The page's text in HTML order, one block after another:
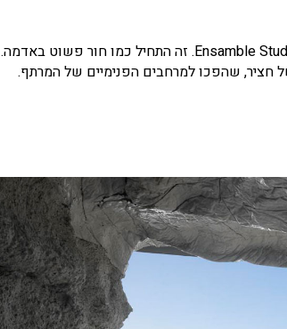
הוא נבנה ב-Costa da Morte שבספרד, על ידי אדריכל Anton García-Abril מהסטודיו Ensamble Studio. זה התחיל כמו חור פשוט באדמה.
חציר, שהפכו למרחבים הפנימיים של המרתף.